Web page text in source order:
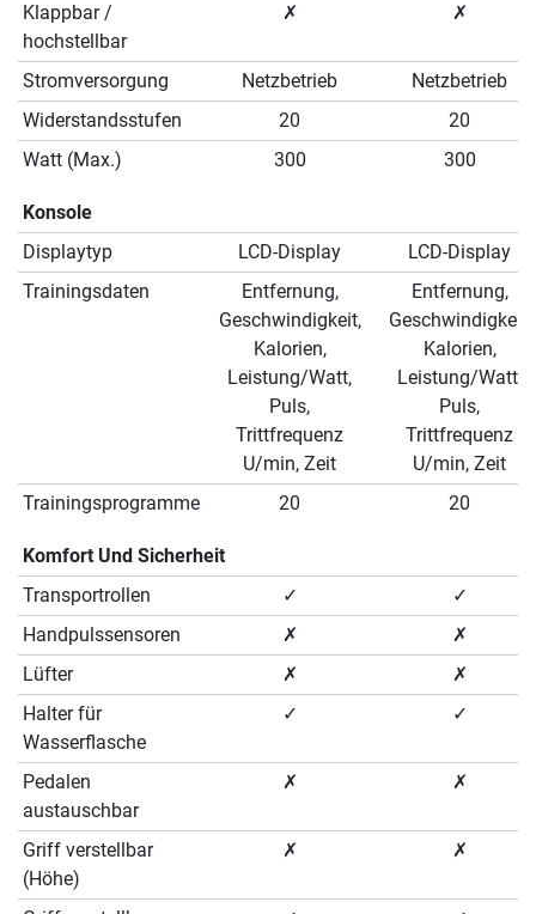
Klappbar /
hochstellbar
✗ ✗
Stromversorgung Netzbetrieb
Netzbetrieb
Widerstandsstufen
20
20
Watt (Max.)
300 300
Konsole
Displaytyp
LCD-Display
LCD-Display
Trainingsdaten
Entfernung,
Geschwindigkeit,
Kalorien,
Leistung/Watt,
Puls,
Trittfrequenz
U/min, Zeit
Entfernung,
Geschwindigkeit,
Kalorien,
Leistung/Watt,
Puls,
Trittfrequenz
U/min, Zeit
Trainingsprogramme
20 20
Komfort Und Sicherheit
Transportrollen
✓
✓
Handpulssensoren
✗
✗
Lüfter
✗
✗
Halter für
Wasserflasche
✓ ✓
Pedalen
austauschbar
✗ ✗
Griff verstellbar
(Höhe)
✗ ✗